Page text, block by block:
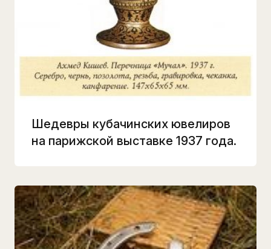
Шедевры кубачинских ювелиров
на парижской выставке 1937 года.